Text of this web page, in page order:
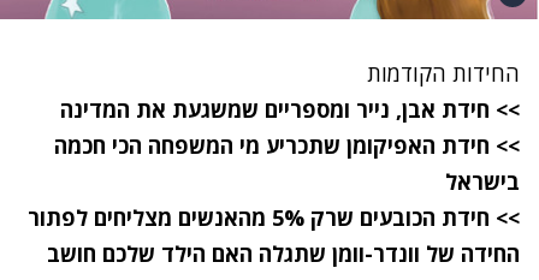
החידות הקודמות
>> חידת אבן, נייר ומספריים שמשגעת את המדינה
>> חידת האפיקומן שתכריע מי המשפחה הכי חכמה
בישראל
>> חידת הכובעים שרק 5% מהאנשים מצליחים לפתור
החידה של וונדר-וומן שתגלה האם הילד שלכם חושב